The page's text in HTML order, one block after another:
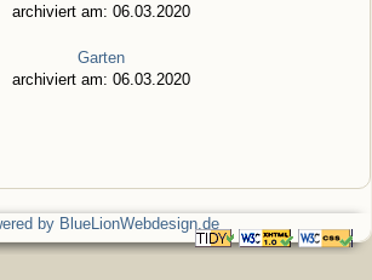
archiviert am: 06.03.2020
Garten
archiviert am: 06.03.2020
by BlueLionWebdesign.de